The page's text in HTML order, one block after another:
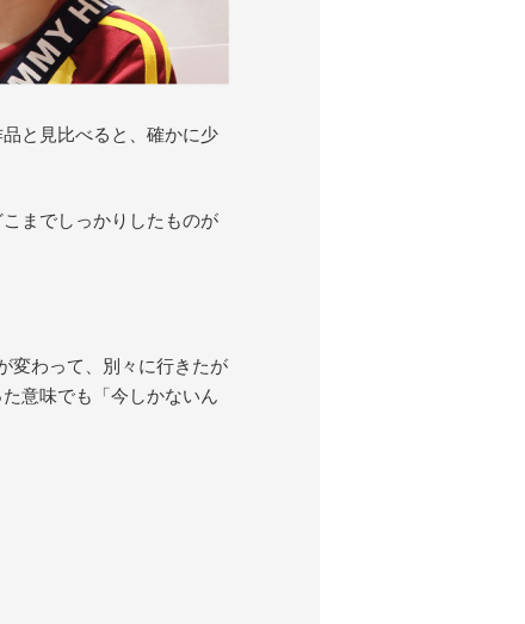
と見比べると、確かに少
までしっかりしたものが
変わって、別々に行きたが
意味でも「今しかないん